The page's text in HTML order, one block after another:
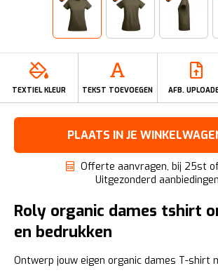
TEXTIEL KLEUR TEKST TOEVOEGEN AFB.
PLAATS IN JE
Offerte aanvragen, bij 25st
Uitgezonderd
Roly organic dames tshirt
en bedrukken
Ontwerp jouw eigen organic dames T-shirt